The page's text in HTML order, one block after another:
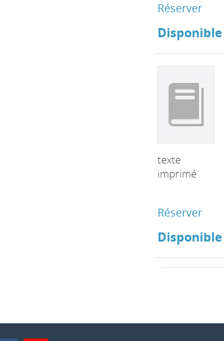
Réserver
Disponible
texte
imprimé
Réserver
Disponible